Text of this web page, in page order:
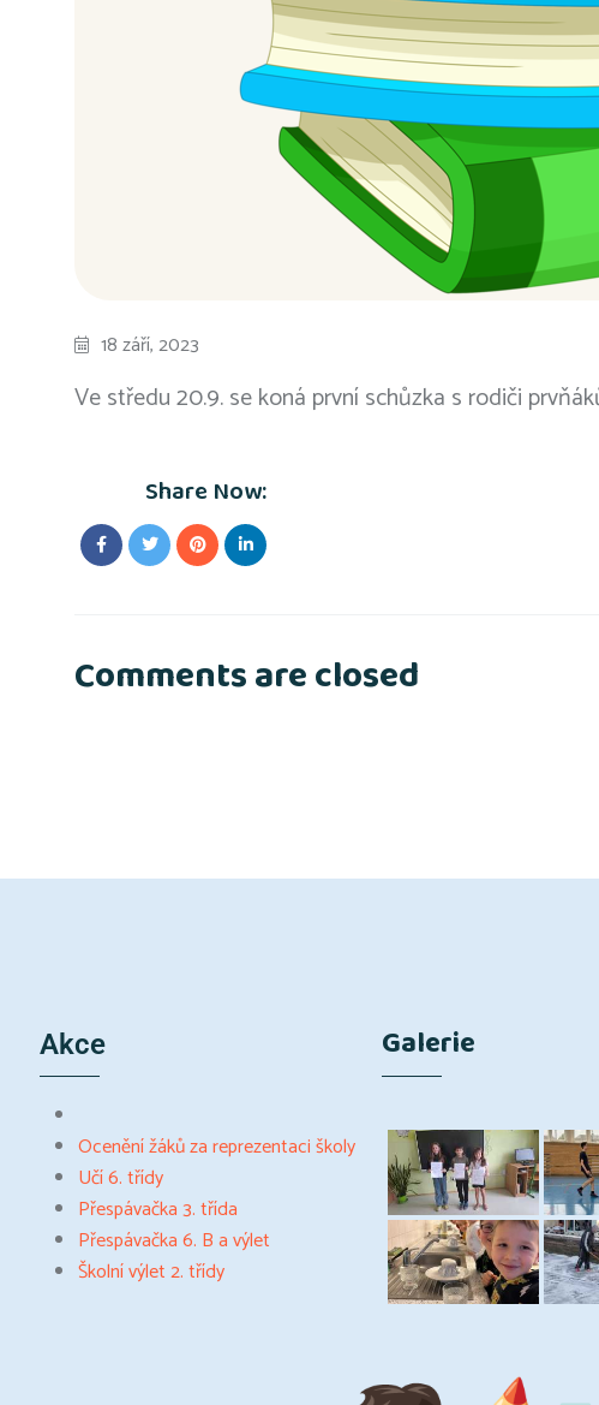
18 září, 2023
Ve středu 20.9. se koná první schůzka s rodiči
Share Now:
Comments are closed
Akce
Ocenění žáků za reprezentaci školy
Učí 6. třídy
Přespávačka 3. třída
Přespávačka 6. B a výlet
Školní výlet 2. třídy
Galerie